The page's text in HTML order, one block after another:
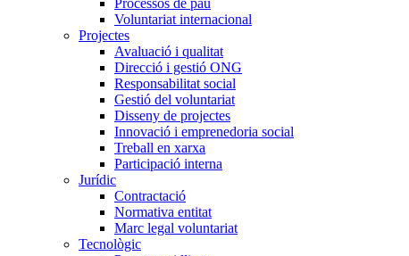
Processos de pau
Voluntariat internacional
Projectes
Avaluació i qualitat
Direcció i gestió ONG
Responsabilitat social
Gestió del voluntariat
Disseny de projectes
Innovació i emprenedoria social
Treball en xarxa
Participació interna
Jurídic
Contractació
Normativa entitat
Marc legal voluntariat
Tecnològic